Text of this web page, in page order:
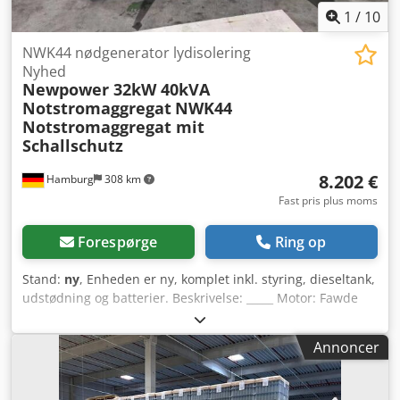
muligt mod et ekstra gebyr - For at kunne angive en
nøjagtig fragtpris, bedes du sende os en forespørgsel med
dine data og din fulde adresse
1 / 10
Hamburg 308 km
NWK44 nødgenerator lydisolering
Nyhed
Newpower 32kW 40kVA
Notstromaggregat NWK44
Notstromaggregat mit
Schallschutz
8.202 €
Fast pris plus moms
Forespørge Ring op
Stand: ny, Enheden er ny, komplet inkl. styring, dieseltank,
udstødning og batterier. Beskrivelse: _____ Motor: Fawde
4DX21-53D, 4 cylindre, Vandkølet Generator: Newpower
NW/N44 Kontinuerlig effekt: 32 kW / 40 kVA Dwjdpfx Ajnkap
Dom Sea Maksimal effekt: 35 kW / 44 kVA Tilslutning: 1x5P
63A -, 1x5P 32A -, 1x5P 16A 1x3P 250V stikkontakter, RCD-
beskyttelsesafbrydere Frekvens: 50 Hz Spænding: 400/230
Annoncer